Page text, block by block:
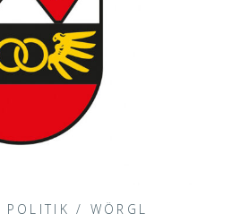
POLITIK / WÖRGL